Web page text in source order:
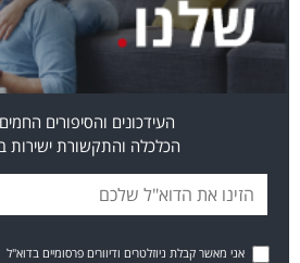
העידכונים והסיפורים
הכלכלה והתקשורת ישירות
אני מאשר קבלת ניוזלטרים ודיוורים פרסומיים בדוא"ל